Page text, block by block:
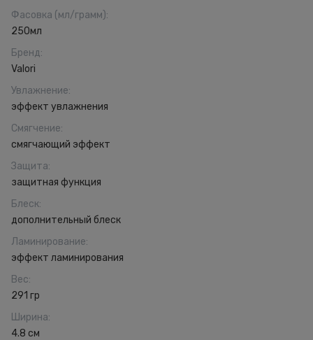
Фасовка (мл/грамм):
250мл
Бренд:
Valori
Увлажнение:
эффект увлажнения
Смягчение:
смягчающий эффект
Защита:
защитная функция
Блеск:
дополнительный блеск
Ламинирование:
эффект ламинирования
Вес:
291 гр
Ширина:
4.8 см